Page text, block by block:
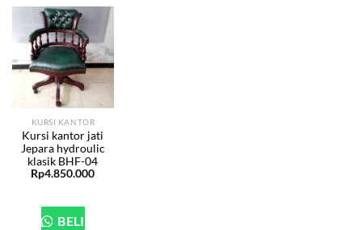
KURSI KANTOR
Kursi kantor jati
Jepara hydroulic
klasik BHF-04
Rp4.850.000
BELI